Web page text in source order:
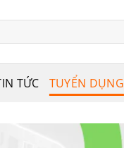
TỨC TUYỂN DỤNG